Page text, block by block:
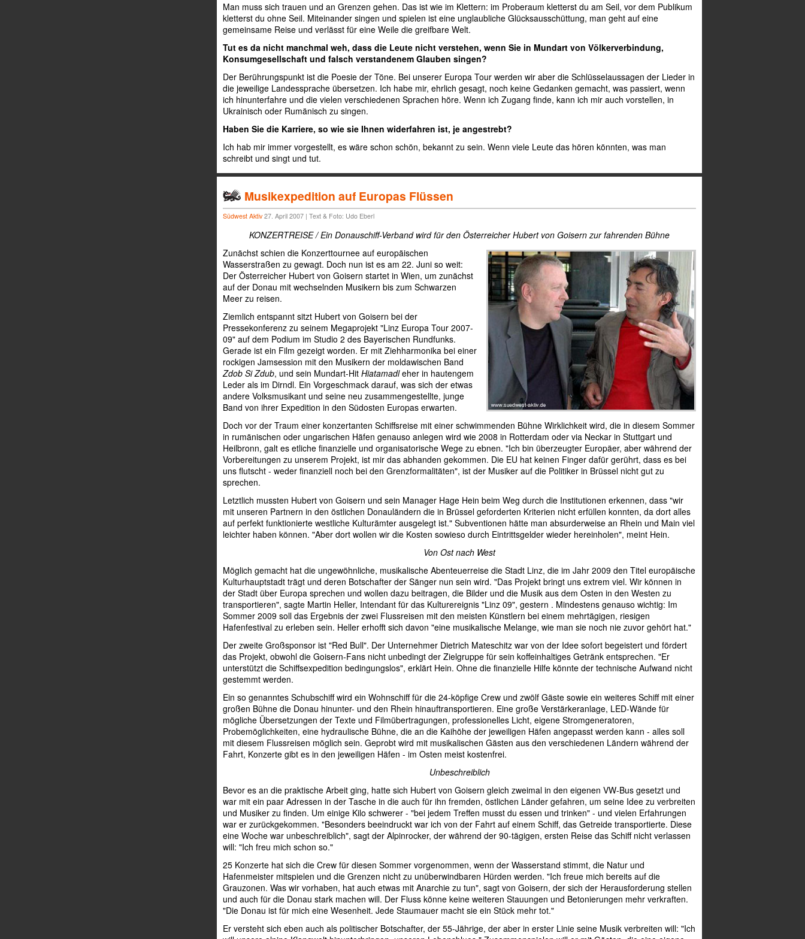
Man muss sich trauen und an Grenzen gehen. Das ist wie im Klettern: im Proberaum kletterst du am Seil, vor dem Publikum
kletterst du ohne Seil. Miteinander singen und spielen ist eine unglaubliche Glücksausschüttung, man geht auf eine
gemeinsame Reise und verlässt für eine Weile die greifbare Welt.
Tut es da nicht manchmal weh, dass die Leute nicht verstehen, wenn Sie in Mundart von Völkerverbindung,
Konsumgesellschaft und falsch verstandenem Glauben singen?
Der Berührungspunkt ist die Poesie der Töne. Bei unserer Europa Tour werden wir aber die Schlüsselaussagen der Lieder in
die jeweilige Landessprache übersetzen. Ich habe mir, ehrlich gesagt, noch keine Gedanken gemacht, was passiert, wenn
ich hinunterfahre und die vielen verschiedenen Sprachen höre. Wenn ich Zugang finde, kann ich mir auch vorstellen, in
Ukrainisch oder Rumänisch zu singen.
Haben Sie die Karriere, so wie sie Ihnen widerfahren ist, je angestrebt?
Ich hab mir immer vorgestellt, es wäre schon schön, bekannt zu sein. Wenn viele Leute das hören könnten, was man
schreibt und singt und tut.
Musikexpedition auf Europas Flüssen
Südwest Aktiv 27. April 2007 | Text & Foto: Udo Eberl
KONZERTREISE / Ein Donauschiff-Verband wird für den Österreicher Hubert von Goisern zur fahrenden Bühne
Zunächst schien die Konzerttournee auf europäischen
Wasserstraßen zu gewagt. Doch nun ist es am 22. Juni so weit:
Der Österreicher Hubert von Goisern startet in Wien, um zunächst
auf der Donau mit wechselnden Musikern bis zum Schwarzen
Meer zu reisen.
Ziemlich entspannt sitzt Hubert von Goisern bei der
Pressekonferenz zu seinem Megaprojekt "Linz Europa Tour 2007-
09" auf dem Podium im Studio 2 des Bayerischen Rundfunks.
Gerade ist ein Film gezeigt worden. Er mit Ziehharmonika bei einer
rockigen Jamsession mit den Musikern der moldawischen Band
Zdob Si Zdub, und sein Mundart-Hit Hiatamadleher in hautengem
Leder als im Dirndl. Ein Vorgeschmack darauf, was sich der etwas
andere Volksmusikant und seine neu zusammengestellte, junge
Band von ihrer Expedition in den Südosten Europas erwarten.
Doch vor der Traum einer konzertanten Schiffsreise mit einer schwimmenden Bühne Wirklichkeit wird, die in diesem Sommer
in rumänischen oder ungarischen Häfen genauso anlegen wird wie 2008 in Rotterdam oder via Neckar in Stuttgart und
Heilbronn, galt es etliche finanzielle und organisatorische Wege zu ebnen. "Ich bin überzeugter Europäer, aber während der
Vorbereitungen zu unserem Projekt, ist mir das abhanden gekommen. Die EU hat keinen Finger dafür gerührt, dass es bei
uns flutscht - weder finanziell noch bei den Grenzformalitäten", ist der Musiker auf die Politiker in Brüssel nicht gut zu
sprechen.
Letztlich mussten Hubert von Goisern und sein Manager Hage Hein beim Weg durch die Institutionen erkennen, dass "wir
mit unseren Partnern in den östlichen Donauländern die in Brüssel geforderten Kriterien nicht erfüllen konnten, da dort alles
auf perfekt funktionierte westliche Kulturämter ausgelegt ist." Subventionen hätte man absurderweise an Rhein und Main viel
leichter haben können. "Aber dort wollen wir die Kosten sowieso durch Eintrittsgelder wieder hereinholen", meint Hein.
Von Ost nach West
Möglich gemacht hat die ungewöhnliche, musikalische Abenteuerreise die Stadt Linz, die im Jahr 2009 den Titel europäische
Kulturhauptstadt trägt und deren Botschafter der Sänger nun sein wird. "Das Projekt bringt uns extrem viel. Wir können in
der Stadt über Europa sprechen und wollen dazu beitragen, die Bilder und die Musik aus dem Osten in den Westen zu
transportieren", sagte Martin Heller, Intendant für das Kulturereignis "Linz 09", gestern . Mindestens genauso wichtig: Im
Sommer 2009 soll das Ergebnis der zwei Flussreisen mit den meisten Künstlern bei einem mehrtägigen, riesigen
Hafenfestival zu erleben sein. Heller erhofft sich davon "eine musikalische Melange, wie man sie noch nie zuvor gehört hat."
Der zweite Großsponsor ist "Red Bull". Der Unternehmer Dietrich Mateschitz war von der Idee sofort begeistert und fördert
das Projekt, obwohl die Goisern-Fans nicht unbedingt der Zielgruppe für sein koffeinhaltiges Getränk entsprechen. "Er
unterstützt die Schiffsexpedition bedingungslos", erklärt Hein. Ohne die finanzielle Hilfe könnte der technische Aufwand nicht
gestemmt werden.
Ein so genanntes Schubschiff wird ein Wohnschiff für die 24-köpfige Crew und zwölf Gäste sowie ein weiteres Schiff mit einer
großen Bühne die Donau hinunter- und den Rhein hinauftransportieren. Eine große Verstärkeranlage, LED-Wände für
mögliche Übersetzungen der Texte und Filmübertragungen, professionelles Licht, eigene Stromgeneratoren,
Probemöglichkeiten, eine hydraulische Bühne, die an die Kaihöhe der jeweiligen Häfen angepasst werden kann - alles soll
mit diesem Flussreisen möglich sein. Geprobt wird mit musikalischen Gästen aus den verschiedenen Ländern während der
Fahrt, Konzerte gibt es in den jeweiligen Häfen - im Osten meist kostenfrei.
Unbeschreiblich
Bevor es an die praktische Arbeit ging, hatte sich Hubert von Goisern gleich zweimal in den eigenen VW-Bus gesetzt und
war mit ein paar Adressen in der Tasche in die auch für ihn fremden, östlichen Länder gefahren, um seine Idee zu verbreiten
und Musiker zu finden. Um einige Kilo schwerer - "bei jedem Treffen musst du essen und trinken" - und vielen Erfahrungen
war er zurückgekommen. "Besonders beeindruckt war ich von der Fahrt auf einem Schiff, das Getreide transportierte. Diese
eine Woche war unbeschreiblich", sagt der Alpinrocker, der während der 90-tägigen, ersten Reise das Schiff nicht verlassen
will: "Ich freu mich schon so."
25 Konzerte hat sich die Crew für diesen Sommer vorgenommen, wenn der Wasserstand stimmt, die Natur und
Hafenmeister mitspielen und die Grenzen nicht zu unüberwindbaren Hürden werden. "Ich freue mich bereits auf die
Grauzonen. Was wir vorhaben, hat auch etwas mit Anarchie zu tun", sagt von Goisern, der sich der Herausforderung stellen
und auch für die Donau stark machen will. Der Fluss könne keine weiteren Stauungen und Betonierungen mehr verkraften.
"Die Donau ist für mich eine Wesenheit. Jede Staumauer macht sie ein Stück mehr tot."
Er versteht sich eben auch als politischer Botschafter, der 55-Jährige, der aber in erster Linie seine Musik verbreiten will: "Ich